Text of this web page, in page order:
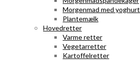
Morgenmad med yoghurt
Plantemælk
Hovedretter
Varme retter
Vegetarretter
Kartoffelretter